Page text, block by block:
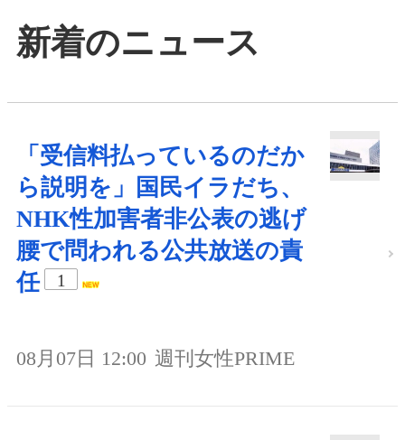
新着のニュース
「受信料払っているのだか
ら説明を」国民イラだち、
NHK性加害者非公表の逃げ
腰で問われる公共放送の責
任
1
08月07日 12:00 週刊女性PRIME